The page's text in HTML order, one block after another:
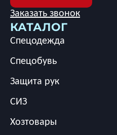
КАТАЛОГ
Спецодежда
Спецобувь
Защита рук
СИЗ
Хозтовары
Заказать звонок